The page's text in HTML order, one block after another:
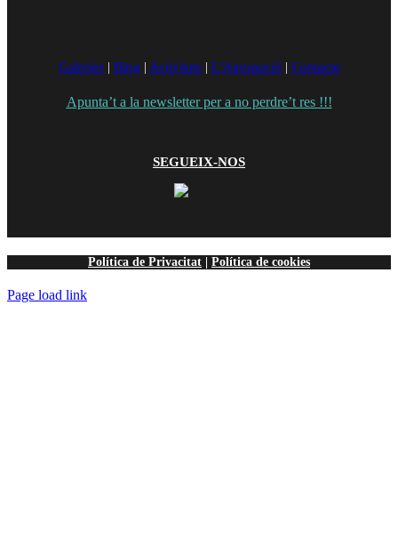
Galeries| Blog | Activitats| L’Agrupació | Contacte
Apunta’ta la newsletter per a no perdre’t res !!!
SEGUEIX-NOS
Política de Privacitat | Política de cookies
Page load link